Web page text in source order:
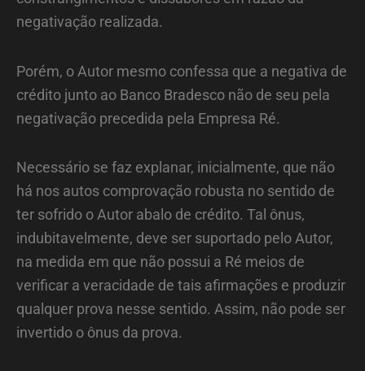
negativação realizada.
Porém, o Autor mesmo confessa que a negativa de
crédito junto ao Banco Bradesco não de seu pela
negativação precedida pela Empresa Ré.
Necessário se faz explanar, inicialmente, que não
há nos autos comprovação robusta no sentido de
ter sofrido o Autor abalo de crédito. Tal ônus,
indubitavelmente, deve ser suportado pelo Autor,
na medida em que não possui a Ré meios de
verificar a veracidade de tais afirmações e produzir
qualquer prova nesse sentido. Assim, não pode ser
invertido o ônus da prova.